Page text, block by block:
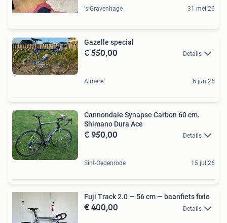
's-Gravenhage 31 mei 26
Gazelle special
€ 550,00 Details
Almere 6 jun 26
Cannondale Synapse Carbon 60 cm.
Shimano Dura Ace
€ 950,00 Details
Sint-Oedenrode 15 jul 26
Fuji Track 2.0 — 56 cm — baanfiets fixie
€ 400,00 Details